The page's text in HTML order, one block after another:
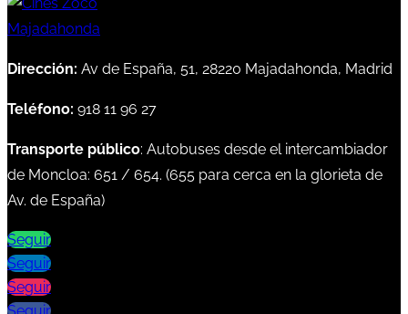
Dirección: Av de España, 51, 28220 Majadahonda, Madrid
Teléfono: 918 11 96 27
Transporte público: Autobuses desde el intercambiador
de Moncloa: 651 / 654. (655 para cerca en la glorieta de
Av. de España)
Seguir
Seguir
Seguir